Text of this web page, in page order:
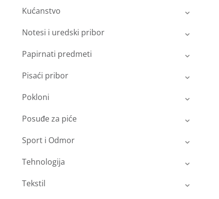
Kućanstvo
Notesi i uredski pribor
Papirnati predmeti
Pisaći pribor
Pokloni
Posuđe za piće
Sport i Odmor
Tehnologija
Tekstil